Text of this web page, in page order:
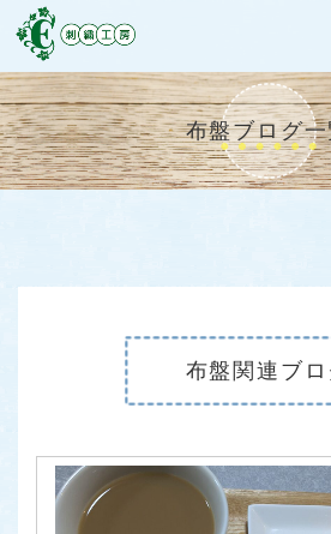
布盤ブログ
布盤関連ブロ